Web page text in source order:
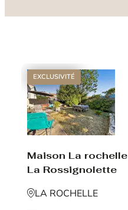
EXCLUSIVITÉ
Maison La rochelle
La Rossignolette
LA ROCHELLE